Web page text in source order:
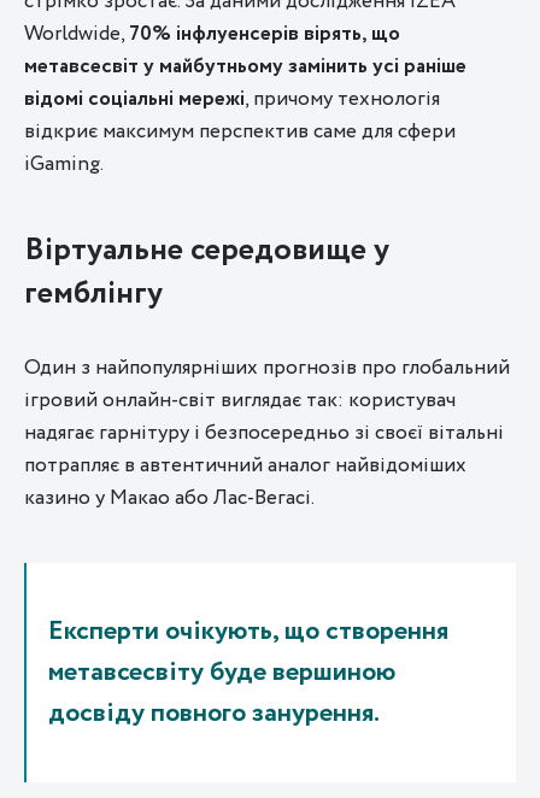
Worldwide, 70% інфлуенсерів вірять, що
метавсесвіт у майбутньому замінить усі раніше
відомі соціальні мережі, причому технологія
відкриє максимум перспектив саме для сфери
iGaming.
Віртуальне середовище у
гемблінгу
Один з найпопулярніших прогнозів про глобальний
ігровий онлайн-світ виглядає так: користувач
надягає гарнітуру і безпосередньо зі своєї вітальні
потрапляє в автентичний аналог найвідоміших
казино у Макао або Лас-Вегасі.
Експерти очікують, що створення
метавсесвіту буде вершиною
досвіду повного занурення.